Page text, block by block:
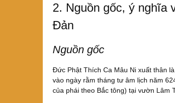
2. Nguồn gốc, ý nghĩa
Đản
Nguồn gốc
Đức Phật Thích Ca Mâu Ni xuất thân
vào ngày rằm tháng tư âm lịch năm
của phái theo Bắc tông) tại vườn Lâm